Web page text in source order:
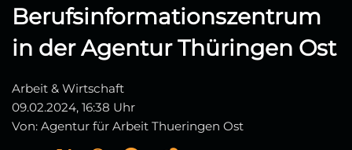
Berufsinformationszentrum
in der Agentur Thüringen Ost
Arbeit & Wirtschaft
09.02.2024, 16:38 Uhr
Von: Agentur für Arbeit Thueringen Ost